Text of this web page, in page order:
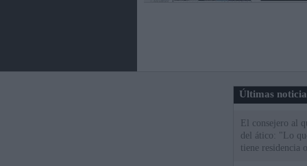
Últimas
El consejero al
del ático: "Lo
tiene residencia